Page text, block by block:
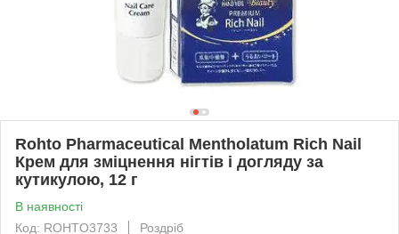
Rohto Pharmaceutical Mentholatum Rich Nail
Крем для зміцнення нігтів і догляду за
кутикулою, 12 г
В наявності
Код: ROHTO3733
Роздріб